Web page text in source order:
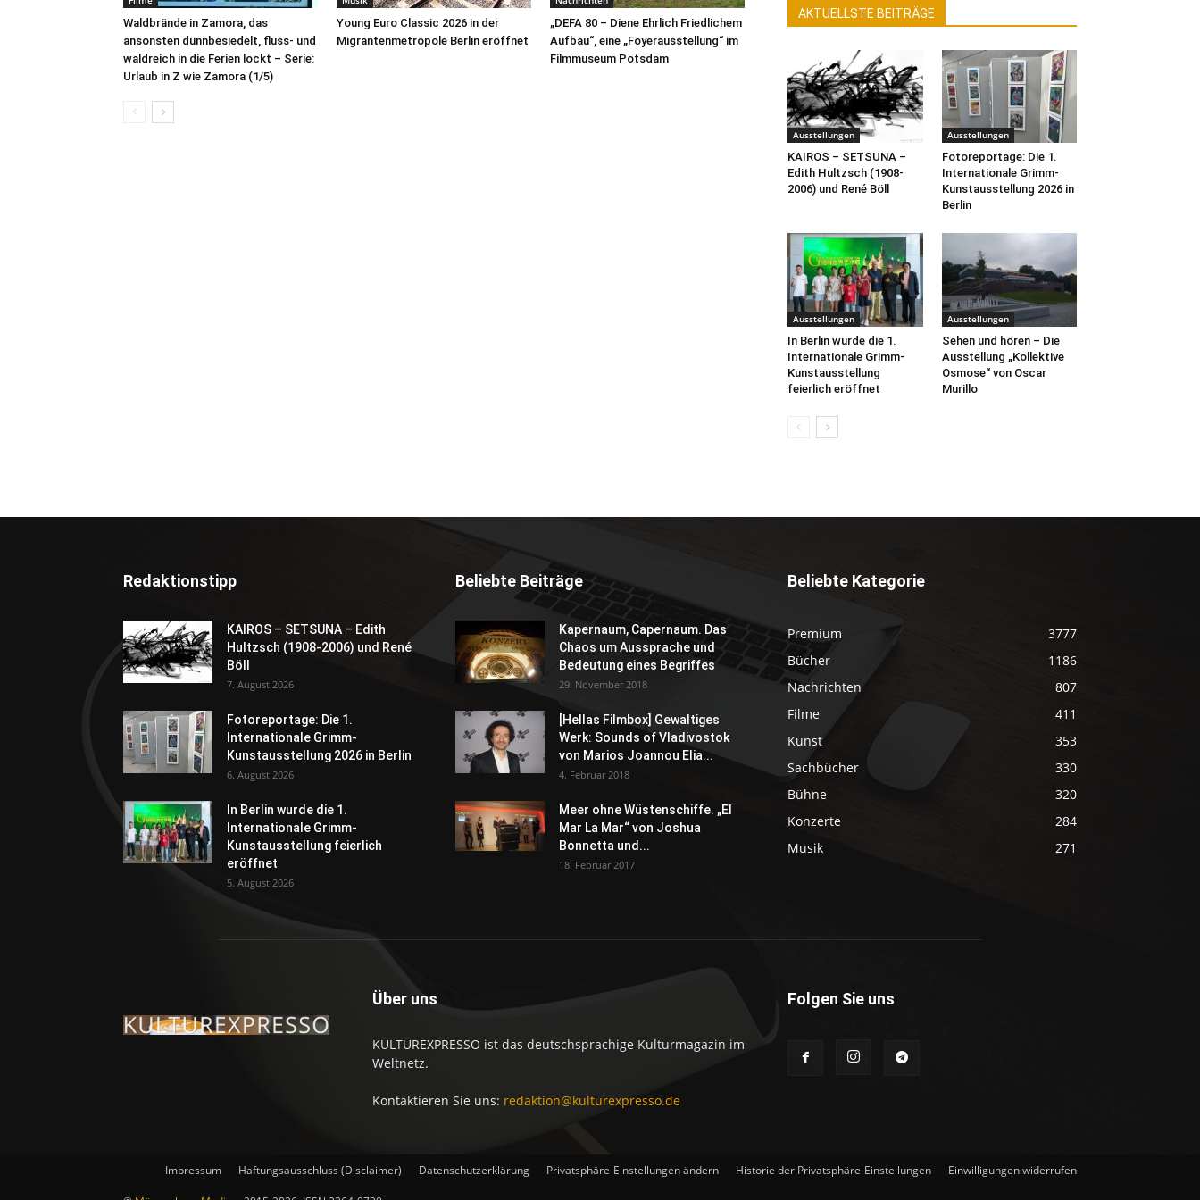
Waldbrände in Zamora, das
ansonsten dünnbesiedelt, fluss- und
waldreich in die Ferien lockt – Serie:
Urlaub in Z wie Zamora (1/5)
Young Euro Classic 2026 in der
Migrantenmetropole Berlin eröffnet
„DEFA 80 – Diene Ehrlich Friedlichem
Aufbau“, eine „Foyerausstellung“ im
Filmmuseum Potsdam
AKTUELLSTE BEITRÄGE
Ausstellungen
KAIROS – SETSUNA –
Edith Hultzsch (1908-
2006) und René Böll
Ausstellungen
Fotoreportage: Die 1.
Internationale Grimm-
Kunstausstellung 2026 in
Berlin
Ausstellungen
In Berlin wurde die 1.
Internationale Grimm-
Kunstausstellung
feierlich eröffnet
Ausstellungen
Sehen und hören – Die
Ausstellung „Kollektive
Osmose“ von Oscar
Murillo
Redaktionstipp
KAIROS – SETSUNA – Edith
Hultzsch (1908-2006) und René
Böll
7. August 2026
Fotoreportage: Die 1.
Internationale Grimm-
Kunstausstellung 2026 in Berlin
6. August 2026
In Berlin wurde die 1.
Internationale Grimm-
Kunstausstellung feierlich
eröffnet
5. August 2026
Beliebte Beiträge
Kapernaum, Capernaum. Das
Chaos um Aussprache und
Bedeutung eines Begriffes
29. November 2018
[Hellas Filmbox] Gewaltiges
Werk: Sounds of Vladivostok
von Marios Joannou Elia...
4. Februar 2018
Meer ohne Wüstenschiffe. „El
Mar La Mar“ von Joshua
Bonnetta und...
18. Februar 2017
Beliebte Kategorie
Premium
3777
Bücher
1186
Nachrichten
807
Filme
411
Kunst
353
Sachbücher
330
Bühne
320
Konzerte
284
Musik
271
Über uns
KULTUREXPRESSO ist das deutschsprachige Kulturmagazin im
Weltnetz.
Kontaktieren Sie uns: redaktion@kulturexpresso.de
Folgen Sie uns
Impressum Haftungsausschluss (Disclaimer) Datenschutzerklärung Privatsphäre-Einstellungen ändern Historie der Privatsphäre-Einstellungen Einwilligungen widerrufen